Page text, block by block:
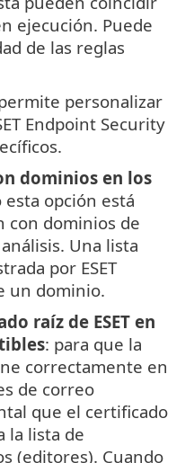
ejecución. Puede
de las reglas
personalizar
Endpoint Security
dominios en los
esta opción está
con dominios de
Una lista
por ESET
un dominio.
raíz de ESET en
: para que la
correctamente en
de correo
que el certificado
la lista de
(editores). Cuando